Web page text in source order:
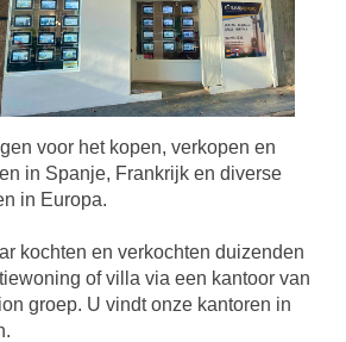
voor het kopen, verkopen en
in Spanje, Frankrijk en diverse
in Europa.
kochten en verkochten duizenden
of villa via een kantoor van
groep. U vindt onze kantoren in